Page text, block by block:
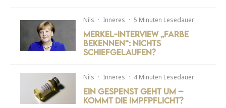
Nils · Inneres · 5 Minuten Lesedauer
Merkel-Interview „Farbe
bekennen“: Nichts
schiefgelaufen?
Nils · Inneres · 4 Minuten Lesedauer
Ein Gespenst geht um –
kommt die Impfpflicht?